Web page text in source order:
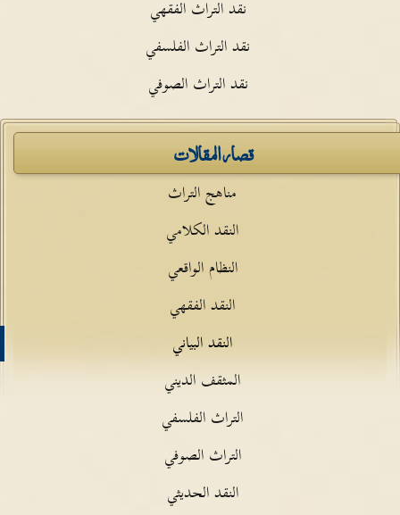
نقد التراث الفقهي
نقد التراث الفلسفي
نقد التراث الصوفي
قصار المقالات
مناهج التراث
النقد الكلامي
النظام الواقعي
النقد الفقهي
النقد البياني
المثقف الديني
التراث الفلسفي
التراث الصوفي
النقد الحديثي